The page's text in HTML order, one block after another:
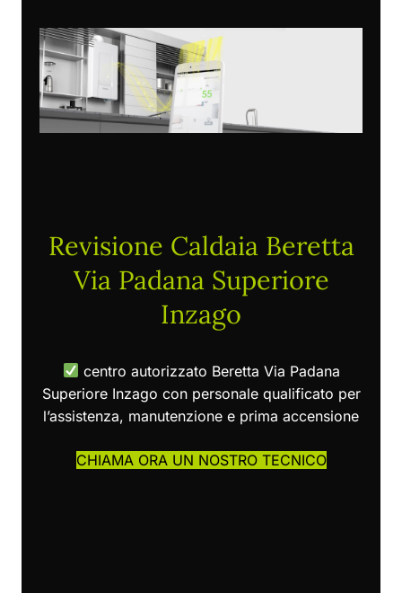
Revisione Caldaia Beretta
Via Padana Superiore
Inzago
centro autorizzato Beretta Via Padana
Superiore Inzago con personale qualificato per
l’assistenza, manutenzione e prima accensione
CHIAMA ORA UN NOSTRO TECNICO